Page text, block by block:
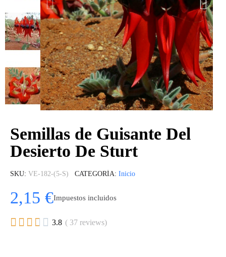
Semillas de Guisante Del
Desierto De Sturt
SKU VE-182-(5-S) CATEGORÍA Inicio
2,15 €Impuestos incluidos
     3.8 ( 37 reviews)